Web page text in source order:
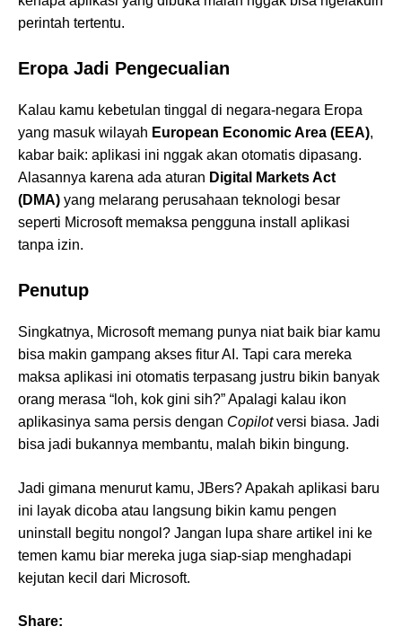
perintah tertentu.
Eropa Jadi Pengecualian
Kalau kamu kebetulan tinggal di negara-negara Eropa
yang masuk wilayah European Economic Area (EEA),
kabar baik: aplikasi ini nggak akan otomatis dipasang.
Alasannya karena ada aturan Digital Markets Act
(DMA) yang melarang perusahaan teknologi besar
seperti Microsoft memaksa pengguna install aplikasi
tanpa izin.
Penutup
Singkatnya, Microsoft memang punya niat baik biar kamu
bisa makin gampang akses fitur AI. Tapi cara mereka
maksa aplikasi ini otomatis terpasang justru bikin banyak
orang merasa “loh, kok gini sih?” Apalagi kalau ikon
aplikasinya sama persis dengan Copilotversi biasa. Jadi
bisa jadi bukannya membantu, malah bikin bingung.
Jadi gimana menurut kamu, JBers? Apakah aplikasi baru
ini layak dicoba atau langsung bikin kamu pengen
uninstall begitu nongol? Jangan lupa share artikel ini ke
temen kamu biar mereka juga siap-siap menghadapi
kejutan kecil dari Microsoft.
Share: